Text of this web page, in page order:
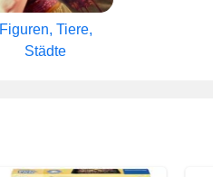
Figuren, Tiere,
Städte